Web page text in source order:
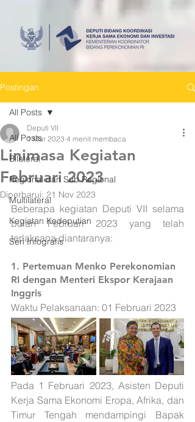
Postingan
All Posts
Bilateral
Regional dan Sub Regional
Multilateral
Kegiatan Kedeputian
Seri Infografis
All Posts
Linimasa Kegiatan
Februari 2023
Deputi VII
1 Mar 2023 4 menit membaca
Diperbarui: 21 Nov 2023
Beberapa kegiatan Deputi VII selama
bulan Februari 2023 yang telah
terlaksana diantaranya:
1. Pertemuan Menko Perekonomian
RI dengan Menteri Ekspor Kerajaan
Inggris
Waktu Pelaksanaan: 01 Februari 2023
Pada 1 Februari 2023, Asisten Deputi
Kerja Sama Ekonomi Eropa, Afrika, dan
Timur Tengah mendampingi Bapak